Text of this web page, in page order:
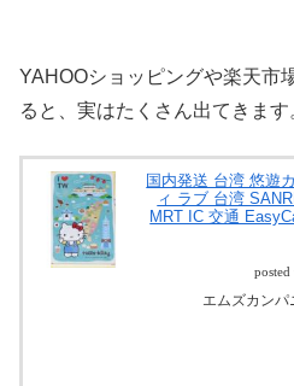
YAHOOショッピングや楽天市
ると、実はたくさん出てきます
国内発送 台湾 悠遊
ィ ラブ 台湾
MRT IC 交通
posted
エムズカンパ